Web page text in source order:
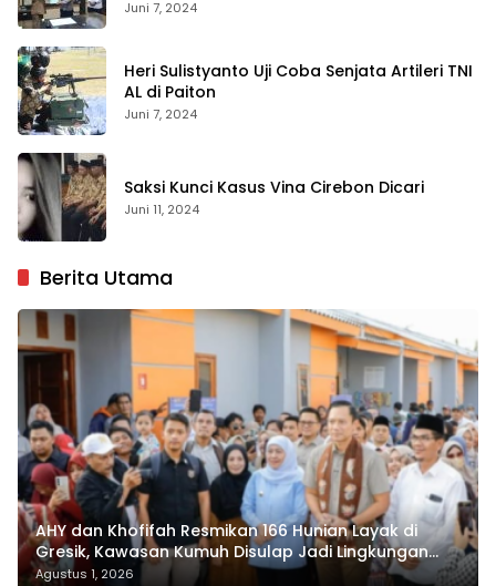
Juni 7, 2024
Heri Sulistyanto Uji Coba Senjata Artileri TNI
AL di Paiton
Juni 7, 2024
Saksi Kunci Kasus Vina Cirebon Dicari
Juni 11, 2024
Berita Utama
AHY dan Khofifah Resmikan 166 Hunian Layak di
Gresik, Kawasan Kumuh Disulap Jadi Lingkungan
ASRI
Agustus 1, 2026